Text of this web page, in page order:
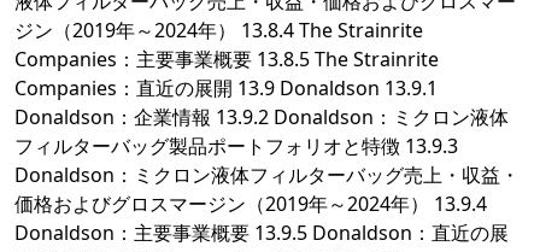
ジン（2019年～2024年） 13.8.4 The Strainrite
Companies：主要事業概要 13.8.5 The Strainrite
Companies：直近の展開 13.9 Donaldson 13.9.1
Donaldson：企業情報 13.9.2 Donaldson：ミクロン液体
フィルターバッグ製品ポートフォリオと特徴 13.9.3
Donaldson：ミクロン液体フィルターバッグ売上・収益・
価格およびグロスマージン（2019年～2024年） 13.9.4
Donaldson：主要事業概要 13.9.5 Donaldson：直近の展